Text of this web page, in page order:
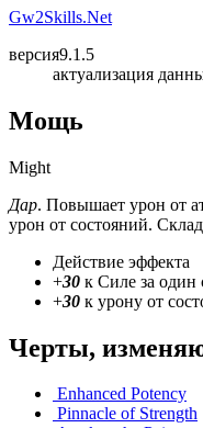
Gw2Skills.Net
версия9.1.5
актуализация
Мощь
Might
Дар. Повышает урон от
урон от состояний.
Действие эффекта
+30 к Силе за один
+30 к урону от
Черты,
Enhanced Potency
Pinnacle of Strength